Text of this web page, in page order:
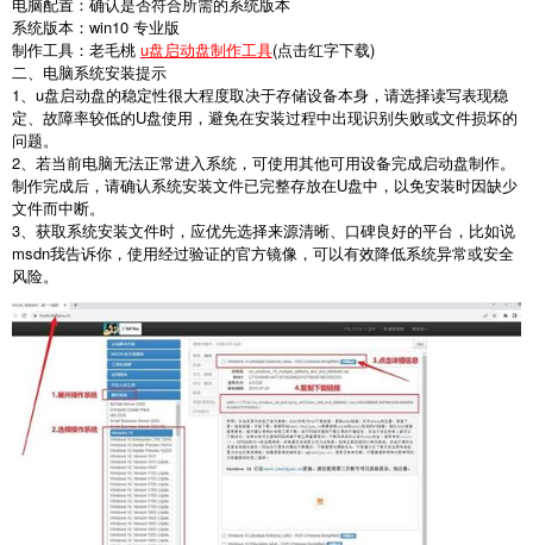
系统版本：win10 专业版
制作工具：老毛桃 u盘启动盘制作工具(点击红字下载)
二、电脑系统安装提示
1、u盘启动盘的稳定性很大程度取决于存储设备本身，请选择读写表现稳
定、故障率较低的U盘使用，避免在安装过程中出现识别失败或文件损坏的
问题。
2、若当前电脑无法正常进入系统，可使用其他可用设备完成启动盘制作。
制作完成后，请确认系统安装文件已完整存放在U盘中，以免安装时因缺少
文件而中断。
3、获取系统安装文件时，应优先选择来源清晰、口碑良好的平台，比如说
msdn我告诉你，使用经过验证的官方镜像，可以有效降低系统异常或安全
风险。